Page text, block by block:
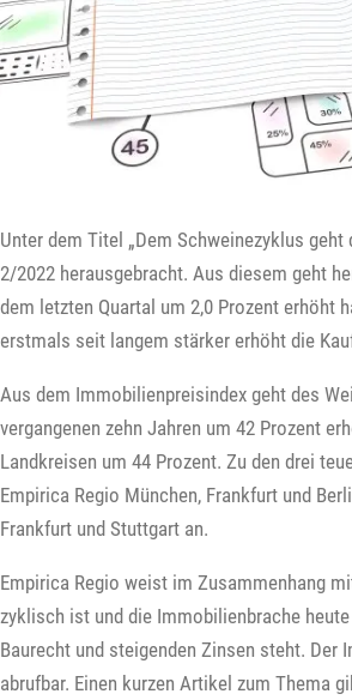
Unter dem Titel „Dem Schweinezyklus
2/2022 herausgebracht. Aus diesem geht
dem letzten Quartal um 2,0 Prozent erhöht
erstmals seit langem stärker erhöht die
Aus dem Immobilienpreisindex geht des
vergangenen zehn Jahren um 42 Prozent
Landkreisen um 44 Prozent. Zu den drei
Empirica Regio München, Frankfurt und
Frankfurt und Stuttgart an.
Empirica Regio weist im Zusammenhang
zyklisch ist und die Immobilienbrache
Baurecht und steigenden Zinsen steht.
abrufbar. Einen kurzen Artikel zum Thema